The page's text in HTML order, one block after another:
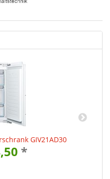
GIV21AD30
*